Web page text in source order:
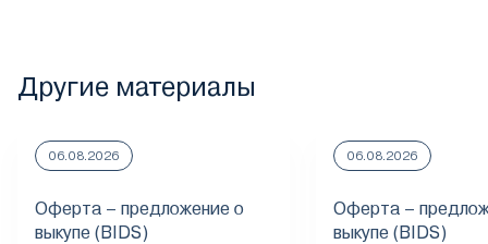
Другие материалы
06.08.2026
Оферта – предложение о
выкупе (BIDS)
06.08.2026
Оферта –
выкупе (BIDS)